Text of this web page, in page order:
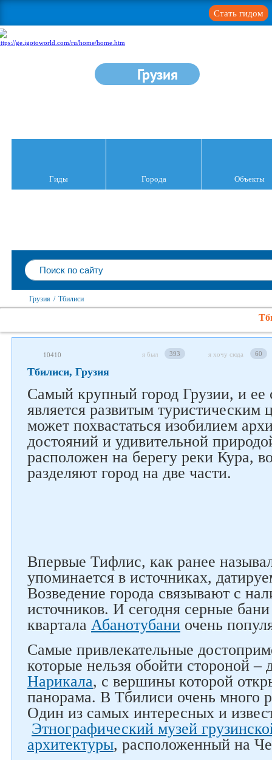
Стать гидом
Грузия
Гиды Города Объекты
Грузия / Тбилиси
10410 я был 393 я хочу сюда 60
Тбилиси, Грузия
Самый крупный город Грузии, и ее
является развитым туристическим
может похвастаться изобилием
достояний и удивительной
расположен на берегу реки Кура,
разделяют город на две части.
Впервые Тифлис, как ранее
упоминается в источниках,
Возведение города связывают с
источников. И сегодня серные бани
квартала Абанотубани очень
Самые привлекательные
которые нельзя обойти стороной –
Нарикала, с вершины которой
панорама. В Тбилиси очень много
Один из самых интересных и
Этнографический музей
архитектуры, расположенный на